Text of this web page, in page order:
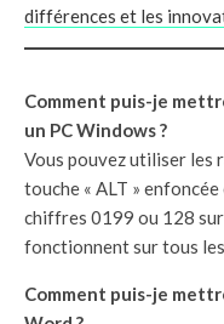
différences et les
Comment puis-je
un PC Windows ?
Vous pouvez utiliser les
touche « ALT »
chiffres 0199 ou 128 sur
fonctionnent sur tous
Comment puis-je